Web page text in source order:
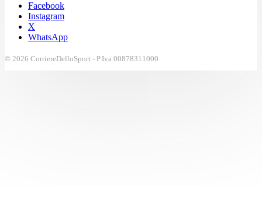
Facebook
Instagram
X
WhatsApp
© 2026 CorriereDelloSport - P.Iva 00878311000